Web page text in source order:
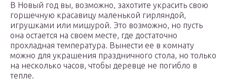
В Новый год вы, возможно, захотите украсить свою
горшечную красавицу маленькой гирляндой,
игрушками или мишурой. Это возможно, но пусть
она остается на своем месте, где достаточно
прохладная температура. Вынести ее в комнату
можно для украшения праздничного стола, но только
на несколько часов, чтобы деревце не погибло в
тепле.